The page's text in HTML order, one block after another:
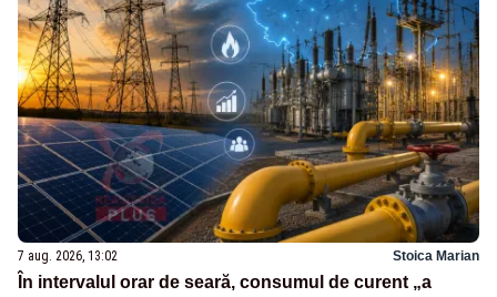
7 aug. 2026, 13:02 Stoica Marian
În intervalul orar de seară, consumul de curent „a